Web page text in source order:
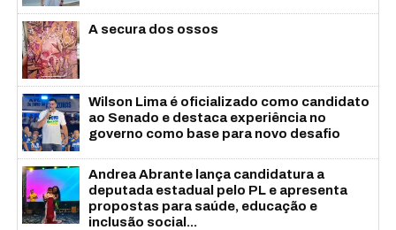
A secura dos ossos
Wilson Lima é oficializado como candidato
ao Senado e destaca experiência no
governo como base para novo desafio
Andrea Abrante lança candidatura a
deputada estadual pelo PL e apresenta
propostas para saúde, educação e
inclusão social...